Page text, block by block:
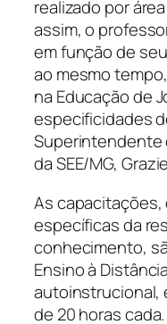
realizado por
assim, o
em função de
ao mesmo
na Educação de
especificidades
Superintendente
da SEE/MG,
As
específicas da
conhecimento,
Ensino à
autoinstrucional,
de 20 horas